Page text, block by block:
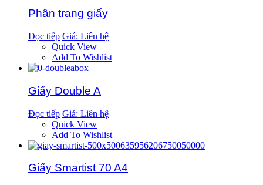
Phân trang giấy
Đọc tiếp Giá: Liên hệ
Quick View
Add To Wishlist
Giấy Double A
Đọc tiếp Giá: Liên hệ
Quick View
Add To Wishlist
Giấy Smartist 70 A4